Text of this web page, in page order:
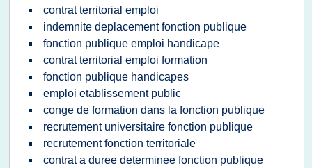
contrat territorial emploi
indemnite deplacement fonction publique
fonction publique emploi handicape
contrat territorial emploi formation
fonction publique handicapes
emploi etablissement public
conge de formation dans la fonction publique
recrutement universitaire fonction publique
recrutement fonction territoriale
contrat a duree determinee fonction publique